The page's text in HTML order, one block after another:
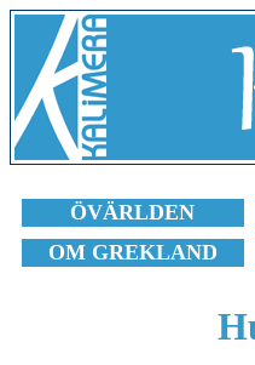
ÖVÄRLDEN
OM GREKLAND